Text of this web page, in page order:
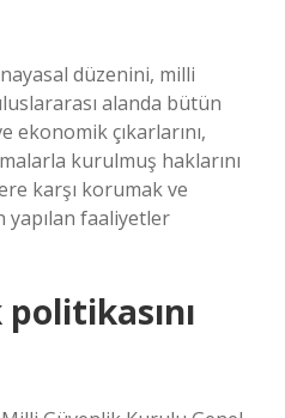
düzenini, milli
alanda bütün
ekonomik çıkarlarını,
kurulmuş haklarını
karşı korumak ve
yapılan faaliyetler